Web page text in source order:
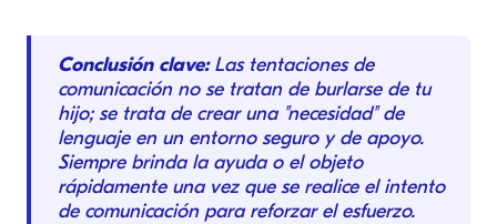
Conclusión clave:Las tentaciones de
comunicación no se tratan de burlarse de tu
hijo; se trata de crear una "necesidad" de
lenguaje en un entorno seguro y de apoyo.
Siempre brinda la ayuda o el objeto
rápidamente una vez que se realice el intento
de comunicación para reforzar el esfuerzo.